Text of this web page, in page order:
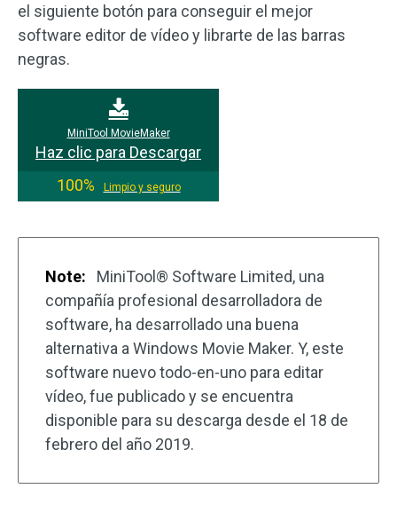
el siguiente botón para conseguir el mejor
software editor de vídeo y librarte de las barras
negras.
MiniTool MovieMaker
Haz clic para Descargar
100%
Limpio y seguro
Note:
MiniTool® Software Limited, una
compañía profesional desarrolladora de
software, ha desarrollado una buena
alternativa a Windows Movie Maker. Y, este
software nuevo todo-en-uno para editar
vídeo, fue publicado y se encuentra
disponible para su descarga desde el 18 de
febrero del año 2019.